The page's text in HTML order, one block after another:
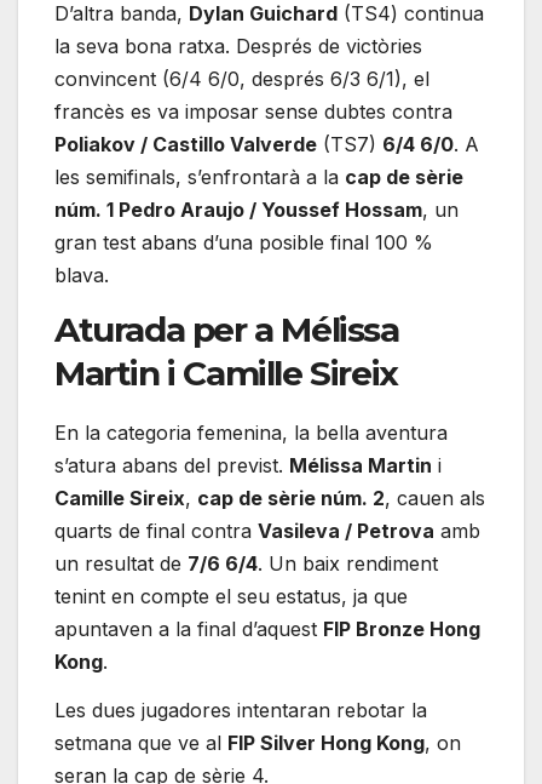
D’altra banda, Dylan Guichard (TS4) continua
la seva bona ratxa. Després de victòries
convincent (6/4 6/0, després 6/3 6/1), el
francès es va imposar sense dubtes contra
Poliakov / Castillo Valverde (TS7) 6/4 6/0. A
les semifinals, s’enfrontarà a la cap de sèrie
núm. 1 Pedro Araujo / Youssef Hossam, un
gran test abans d’una posible final 100 %
blava.
Aturada per a Mélissa
Martin i Camille Sireix
En la categoria femenina, la bella aventura
s’atura abans del previst. Mélissa Martin i
Camille Sireix, cap de sèrie núm. 2, cauen als
quarts de final contra Vasileva / Petrova amb
un resultat de 7/6 6/4. Un baix rendiment
tenint en compte el seu estatus, ja que
apuntaven a la final d’aquest FIP Bronze Hong
Kong.
Les dues jugadores intentaran rebotar la
setmana que ve al FIP Silver Hong Kong, on
seran la cap de sèrie 4.